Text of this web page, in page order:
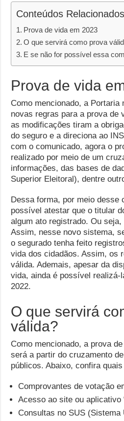
Conteúdos Relacionados
Prova de vida em 2023
O que servirá como prova
E se não for possível essa
Prova de vida
Como mencionado, a Portaria
novas regras para a prova de
as modificações tiram a
do seguro e a direciona ao
com o comunicado, agora o
realizado por meio de um
informações, das bases de
Superior Eleitoral), dentre
Dessa forma, por meio desse
possível atestar que o titular
algum ato registrado. Ou
Assim, nesse novo sistema,
o segurado tenha feito
vida dos cidadãos. Assim, os
válida. Ademais, apesar da
vida, ainda é possível realizá-
2022.
O que servirá
válida?
Como mencionado, a prova
será a partir do cruzamento
públicos. Abaixo, confira
Comprovantes de votação
Acesso ao site ou aplicativo
Consultas no SUS (Sistema